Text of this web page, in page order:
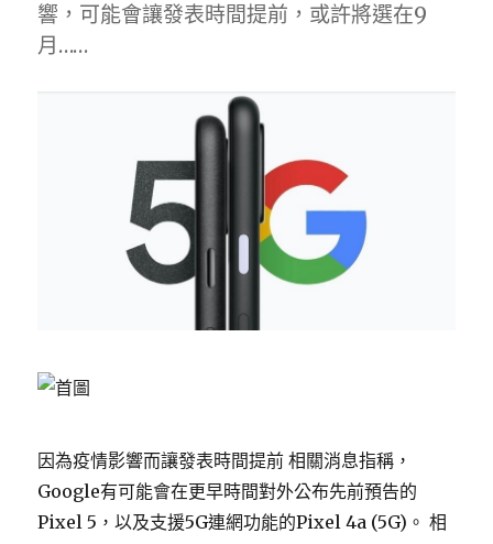
響，可能會讓發表時間提前，或許將選在9
月……
因為疫情影響而讓發表時間提前 相關消息指稱，
Google有可能會在更早時間對外公布先前預告的
Pixel 5，以及支援5G連網功能的Pixel 4a (5G)。 相